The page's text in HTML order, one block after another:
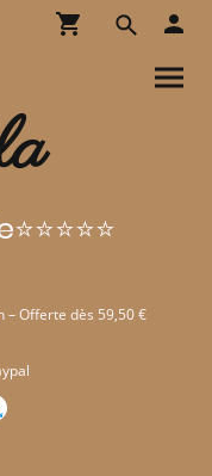
– Offerte dès 59,50 €